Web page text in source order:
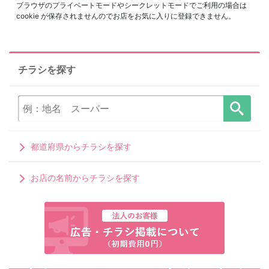
ブラウザのプライベートモードやシークレットモードでご利用の場合は
cookie が保存されませんのでお店をお気に入りに登録できません。
チラシを探す
都道府県からチラシを探す
お店の名前からチラシを探す